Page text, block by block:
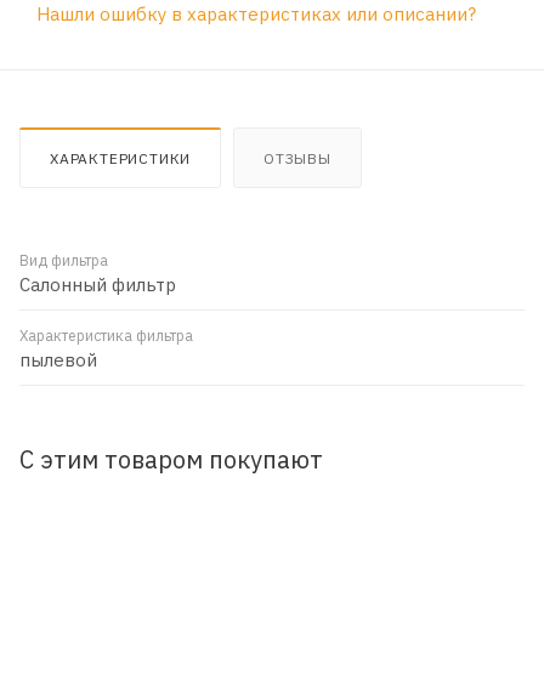
Нашли ошибку в характеристиках или описании?
ХАРАКТЕРИСТИКИ ОТЗЫВЫ
Вид фильтра
Салонный фильтр
Характеристика фильтра
пылевой
С этим товаром покупают